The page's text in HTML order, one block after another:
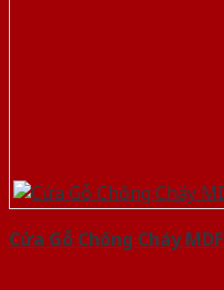
Cửa Gỗ Chống Cháy